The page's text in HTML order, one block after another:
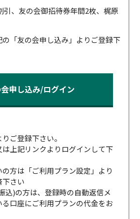
引、友の会御招待券年間2枚、梶原
の「友の会申し込み」よりご登録下
申し込み/ログイン
ご登録下さい。
上記リンクよりログインして下
方は「ご利用プラン設定」より
下さい
)の方は、登録時の自動返信メ
口座にご利用プランの代金をお